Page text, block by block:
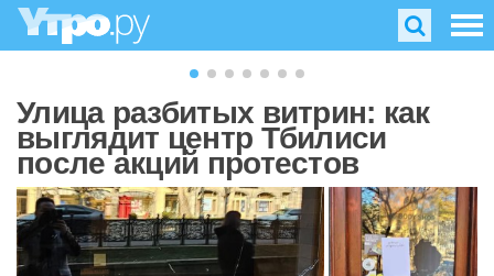
Улица разбитых витрин: как
выглядит центр Тбилиси
после акций протестов